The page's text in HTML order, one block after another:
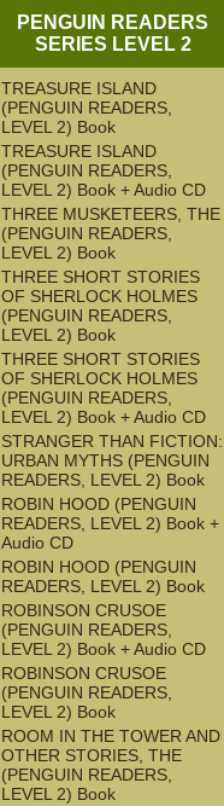
PENGUIN READERS
SERIES LEVEL 2
TREASURE ISLAND
(PENGUIN READERS,
LEVEL 2) Book
TREASURE ISLAND
(PENGUIN READERS,
LEVEL 2) Book + Audio CD
THREE MUSKETEERS, THE
(PENGUIN READERS,
LEVEL 2) Book
THREE SHORT STORIES
OF SHERLOCK HOLMES
(PENGUIN READERS,
LEVEL 2) Book
THREE SHORT STORIES
OF SHERLOCK HOLMES
(PENGUIN READERS,
LEVEL 2) Book + Audio CD
STRANGER THAN FICTION:
URBAN MYTHS (PENGUIN
READERS, LEVEL 2) Book
ROBIN HOOD (PENGUIN
READERS, LEVEL 2) Book +
Audio CD
ROBIN HOOD (PENGUIN
READERS, LEVEL 2) Book
ROBINSON CRUSOE
(PENGUIN READERS,
LEVEL 2) Book + Audio CD
ROBINSON CRUSOE
(PENGUIN READERS,
LEVEL 2) Book
ROOM IN THE TOWER AND
OTHER STORIES, THE
(PENGUIN READERS,
LEVEL 2) Book